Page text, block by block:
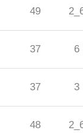
49
37 6
37 3
48